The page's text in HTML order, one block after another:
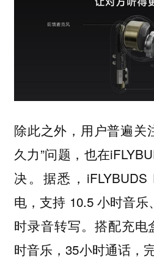
除此之外，用户普遍关
久力”问题，也在
决。据悉，
电，支持 10.5 小时音
时录音转写。搭配充电
时音乐，35小时通话，